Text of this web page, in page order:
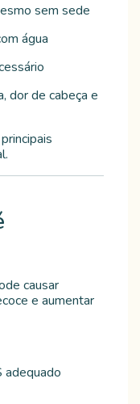
sem sede
água
dor de cabeça e
causar
e aumentar
adequado